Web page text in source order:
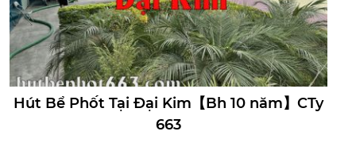
Hút Bể Phốt Tại Đại Kim【Bh 10 năm】CTy
663